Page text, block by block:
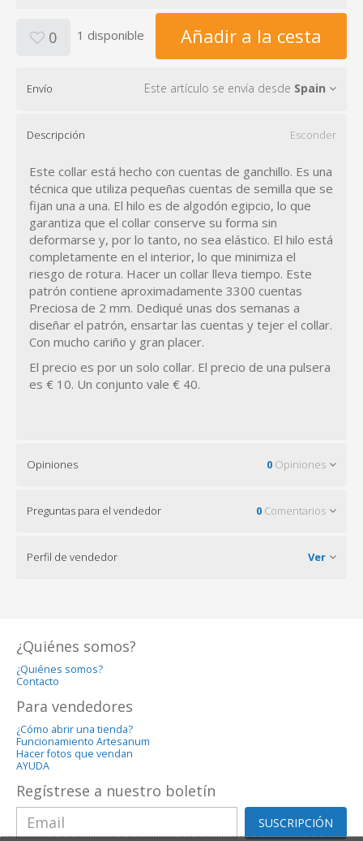
0 1 disponible Añadir a la cesta
Envío Este artículo se envía desde Spain
Descripción Esconder
Este collar está hecho con cuentas de ganchillo. Es una
técnica que utiliza pequeñas cuentas de semilla que se
fijan una a una. El hilo es de algodón egipcio, lo que
garantiza que el collar conserve su forma sin
deformarse y, por lo tanto, no sea elástico. El hilo está
completamente en el interior, lo que minimiza el
riesgo de rotura. Hacer un collar lleva tiempo. Este
patrón contiene aproximadamente 3300 cuentas
Preciosa de 2 mm. Dediqué unas dos semanas a
diseñar el patrón, ensartar las cuentas y tejer el collar.
Con mucho cariño y gran placer.
El precio es por un solo collar. El precio de una pulsera
es € 10. Un conjunto vale € 40.
Opiniones 0 Opiniones
Preguntas para el vendedor 0 Comentarios
Perfil de vendedor Ver
¿Quiénes somos?
¿Quiénes somos?
Contacto
Para vendedores
¿Cómo abrir una tienda?
Funcionamiento Artesanum
Hacer fotos que vendan
AYUDA
Regístrese a nuestro boletín
SUSCRIPCIÓN